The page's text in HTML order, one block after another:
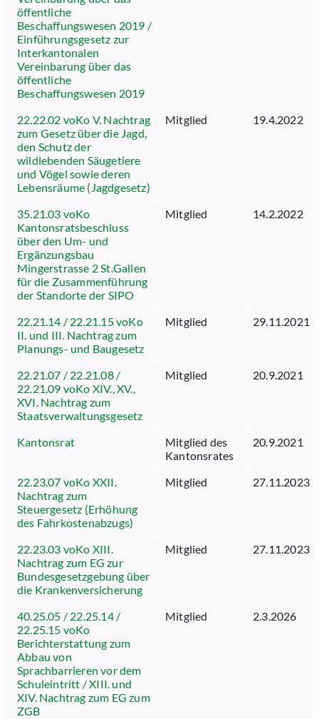
öffentliche
Beschaffungswesen 2019 /
Einführungsgesetz zur
Interkantonalen
Vereinbarung über das
öffentliche
Beschaffungswesen 2019
22.22.02 voKo V. Nachtrag
zum Gesetz über die Jagd,
den Schutz der
wildlebenden Säugetiere
und Vögel sowie deren
Lebensräume (Jagdgesetz)
Mitglied 19.4.2022
35.21.03 voKo
Kantonsratsbeschluss
über den Um- und
Ergänzungsbau
Mingerstrasse 2 St.Gallen
für die Zusammenführung
der Standorte der SIPO
Mitglied 14.2.2022
22.21.14 / 22.21.15 voKo
II. und III. Nachtrag zum
Planungs- und Baugesetz
Mitglied 29.11.2021
22.21.07 / 22.21.08 /
22.21.09 voKo XIV., XV.,
XVI. Nachtrag zum
Staatsverwaltungsgesetz
Mitglied 20.9.2021
Kantonsrat
Mitglied des
Kantonsrates
20.9.2021
22.23.07 voKo XXII.
Nachtrag zum
Steuergesetz (Erhöhung
des Fahrkostenabzugs)
Mitglied 27.11.2023
22.23.03 voKo XIII.
Nachtrag zum EG zur
Bundesgesetzgebung über
die Krankenversicherung
Mitglied 27.11.2023
40.25.05 / 22.25.14 /
22.25.15 voKo
Berichterstattung zum
Abbau von
Sprachbarrieren vor dem
Schuleintritt / XIII. und
XIV. Nachtrag zum EG zum
ZGB
Mitglied 2.3.2026